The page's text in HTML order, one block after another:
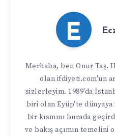
E
Merhaba, ben Onur Taş.
olan ifdiyeti.com'un
sizlerleyim. 1989'da
biri olan Eyüp'te dünyaya
bir kısmını burada
ve bakış açımın